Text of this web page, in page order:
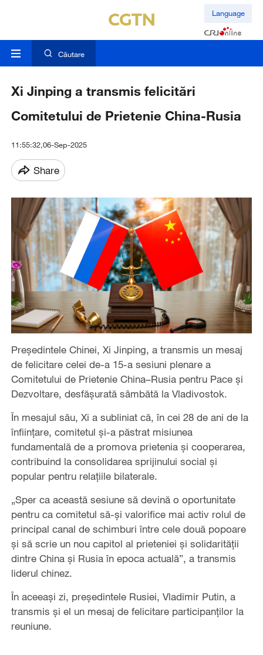
Language
Căutare
Xi Jinping a transmis felicitări
Comitetului de Prietenie China-Rusia
11:55:32,06-Sep-2025
Share
Președintele Chinei, Xi Jinping, a transmis un mesaj
de felicitare celei de-a 15-a sesiuni plenare a
Comitetului de Prietenie China–Rusia pentru Pace și
Dezvoltare, desfășurată sâmbătă la Vladivostok.
În mesajul său, Xi a subliniat că, în cei 28 de ani de la
înființare, comitetul și-a păstrat misiunea
fundamentală de a promova prietenia și cooperarea,
contribuind la consolidarea sprijinului social și
popular pentru relațiile bilaterale.
„Sper ca această sesiune să devină o oportunitate
pentru ca comitetul să-și valorifice mai activ rolul de
principal canal de schimburi între cele două popoare
și să scrie un nou capitol al prieteniei și solidarității
dintre China și Rusia în epoca actuală”, a transmis
liderul chinez.
În aceeași zi, președintele Rusiei, Vladimir Putin, a
transmis și el un mesaj de felicitare participanților la
reuniune.